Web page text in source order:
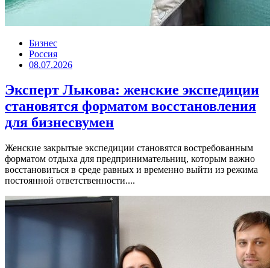
Бизнес
Россия
08.07.2026
Эксперт Лыкова: женские экспедиции
становятся форматом восстановления
для бизнесвумен
Женские закрытые экспедиции становятся востребованным
форматом отдыха для предпринимательниц, которым важно
восстановиться в среде равных и временно выйти из режима
постоянной ответственности....